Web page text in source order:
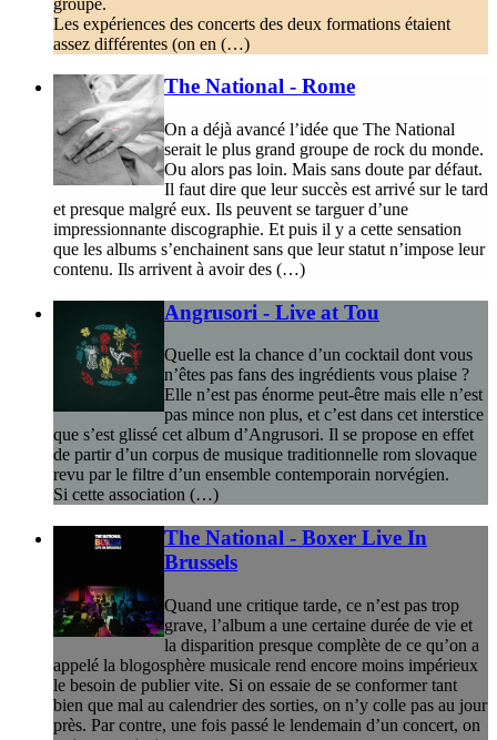
Les expériences des concerts des deux formations étaient
assez différentes (on en (…)
The National - Rome
On a déjà avancé l’idée que The National
serait le plus grand groupe de rock du monde.
Ou alors pas loin. Mais sans doute par défaut.
Il faut dire que leur succès est arrivé sur le tard
et presque malgré eux. Ils peuvent se targuer d’une
impressionnante discographie. Et puis il y a cette sensation
que les albums s’enchainent sans que leur statut n’impose leur
contenu. Ils arrivent à avoir des (…)
Angrusori - Live at Tou
Quelle est la chance d’un cocktail dont vous
n’êtes pas fans des ingrédients vous plaise ?
Elle n’est pas énorme peut-être mais elle n’est
pas mince non plus, et c’est dans cet interstice
que s’est glissé cet album d’Angrusori. Il se propose en effet
de partir d’un corpus de musique traditionnelle rom slovaque
revu par le filtre d’un ensemble contemporain norvégien.
Si cette association (…)
The National - Boxer Live In
Brussels
Quand une critique tarde, ce n’est pas trop
grave, l’album a une certaine durée de vie et
la disparition presque complète de ce qu’on a
appelé la blogosphère musicale rend encore moins impérieux
le besoin de publier vite. Si on essaie de se conformer tant
bien que mal au calendrier des sorties, on n’y colle pas au jour
près. Par contre, une fois passé le lendemain d’un concert, on